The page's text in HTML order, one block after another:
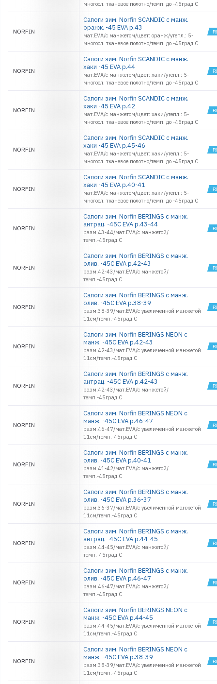
многосл. тканевое полотно/темп. до -45град.С
NORFIN
Сапоги зим. Norfin SCANDIC с манж.
оранж. -45 EVA р.43
мат.EVA/с манжетом/цвет: оранж/утепл.: 5-
многосл. тканевое полотно/темп. до -45град.С
NORFIN
Сапоги зим. Norfin SCANDIC с манж.
хаки -45 EVA р.44
мат.EVA/с манжетом/цвет: хаки/утепл.: 5-
многосл. тканевое полотно/темп. до -45град.С
NORFIN
Сапоги зим. Norfin SCANDIC с манж.
хаки -45 EVA р.42
мат.EVA/с манжетом/цвет: хаки/утепл.: 5-
многосл. тканевое полотно/темп. до -45град.С
NORFIN
Сапоги зим. Norfin SCANDIC с манж.
хаки -45 EVA р.45-46
мат.EVA/с манжетом/цвет: хаки/утепл.: 5-
многосл. тканевое полотно/темп. до -45град.С
NORFIN
Сапоги зим. Norfin SCANDIC с манж.
хаки -45 EVA р.40-41
мат.EVA/с манжетом/цвет: хаки/утепл.: 5-
многосл. тканевое полотно/темп. до -45град.С
NORFIN
Сапоги зим. Norfin BERINGS с манж.
антрац. -45С EVA р.43-44
разм.43-44/мат.EVA/с манжетой/
темп.-45град.С
NORFIN
Сапоги зим. Norfin BERINGS с манж.
олив. -45С EVA р.42-43
разм.42-43/мат.EVA/с манжетой/
темп.-45град.С
NORFIN
Сапоги зим. Norfin BERINGS с манж.
олив. -45С EVA р.38-39
разм.38-39/мат.EVA/с увеличенной манжетой
11см/темп.-45град.С
NORFIN
Сапоги зим. Norfin BERINGS NEON с
манж. -45С EVA р.42-43
разм.42-43/мат.EVA/с увеличенной манжетой
11см/темп.-45град.С
NORFIN
Сапоги зим. Norfin BERINGS с манж.
антрац. -45С EVA р.42-43
разм.42-43/мат.EVA/с манжетой/
темп.-45град.С
NORFIN
Сапоги зим. Norfin BERINGS NEON с
манж. -45С EVA р.46-47
разм.46-47/мат.EVA/с увеличенной манжетой
11см/темп.-45град.С
NORFIN
Сапоги зим. Norfin BERINGS с манж.
олив. -45С EVA р.40-41
разм.41-42/мат.EVA/с манжетой/
темп.-45град.С
NORFIN
Сапоги зим. Norfin BERINGS с манж.
олив. -45С EVA р.36-37
разм.36-37/мат.EVA/с увеличенной манжетой
11см/темп.-45град.С
NORFIN
Сапоги зим. Norfin BERINGS с манж.
антрац. -45С EVA р.44-45
разм.44-45/мат.EVA/с манжетой/
темп.-45град.С
NORFIN
Сапоги зим. Norfin BERINGS с манж.
олив. -45С EVA р.46-47
разм.46-47/мат.EVA/с манжетой/
темп.-45град.С
NORFIN
Сапоги зим. Norfin BERINGS NEON с
манж. -45С EVA р.44-45
разм.44-45/мат.EVA/с увеличенной манжетой
11см/темп.-45град.С
NORFIN
Сапоги зим. Norfin BERINGS NEON с
манж. -45С EVA р.38-39
разм.38-39/мат.EVA/с увеличенной манжетой
11см/темп.-45град.С